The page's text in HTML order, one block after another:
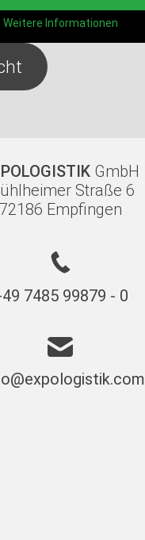
Weitere Informationen
GmbH
Straße 6
72186 Empfingen
7485 99879 - 0